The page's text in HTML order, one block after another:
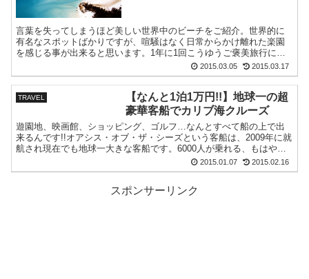
言葉を失ってしまうほど美しい世界中のビーチをご紹介。世界的に
有名なスポットばかりですが、喧騒はなく日常からかけ離れた楽園
を感じる事が出来ると思います。1年に1回こうゆうご褒美旅行に行
2015.03.05 2015.03.17
TRAVEL
【なんと1泊1万円!!】地球一の超
豪華客船でカリブ海クルーズ
遊園地、映画館、ショッピング、ゴルフ…なんとすべて船の上で出
来るんです!!オアシス・オブ・ザ・シーズという客船は、2009年に就
航され現在でも地球一大きな客船です。6000人が乗れる、もはや一
つの「街」。1泊1万円のカリブ海クルーズを楽しめます。
2015.01.07 2015.02.16
スポンサーリンク